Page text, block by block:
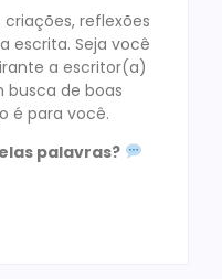
reflexões
escrita. Seja você
a escritor(a)
busca de boas
é para você.
palavras?